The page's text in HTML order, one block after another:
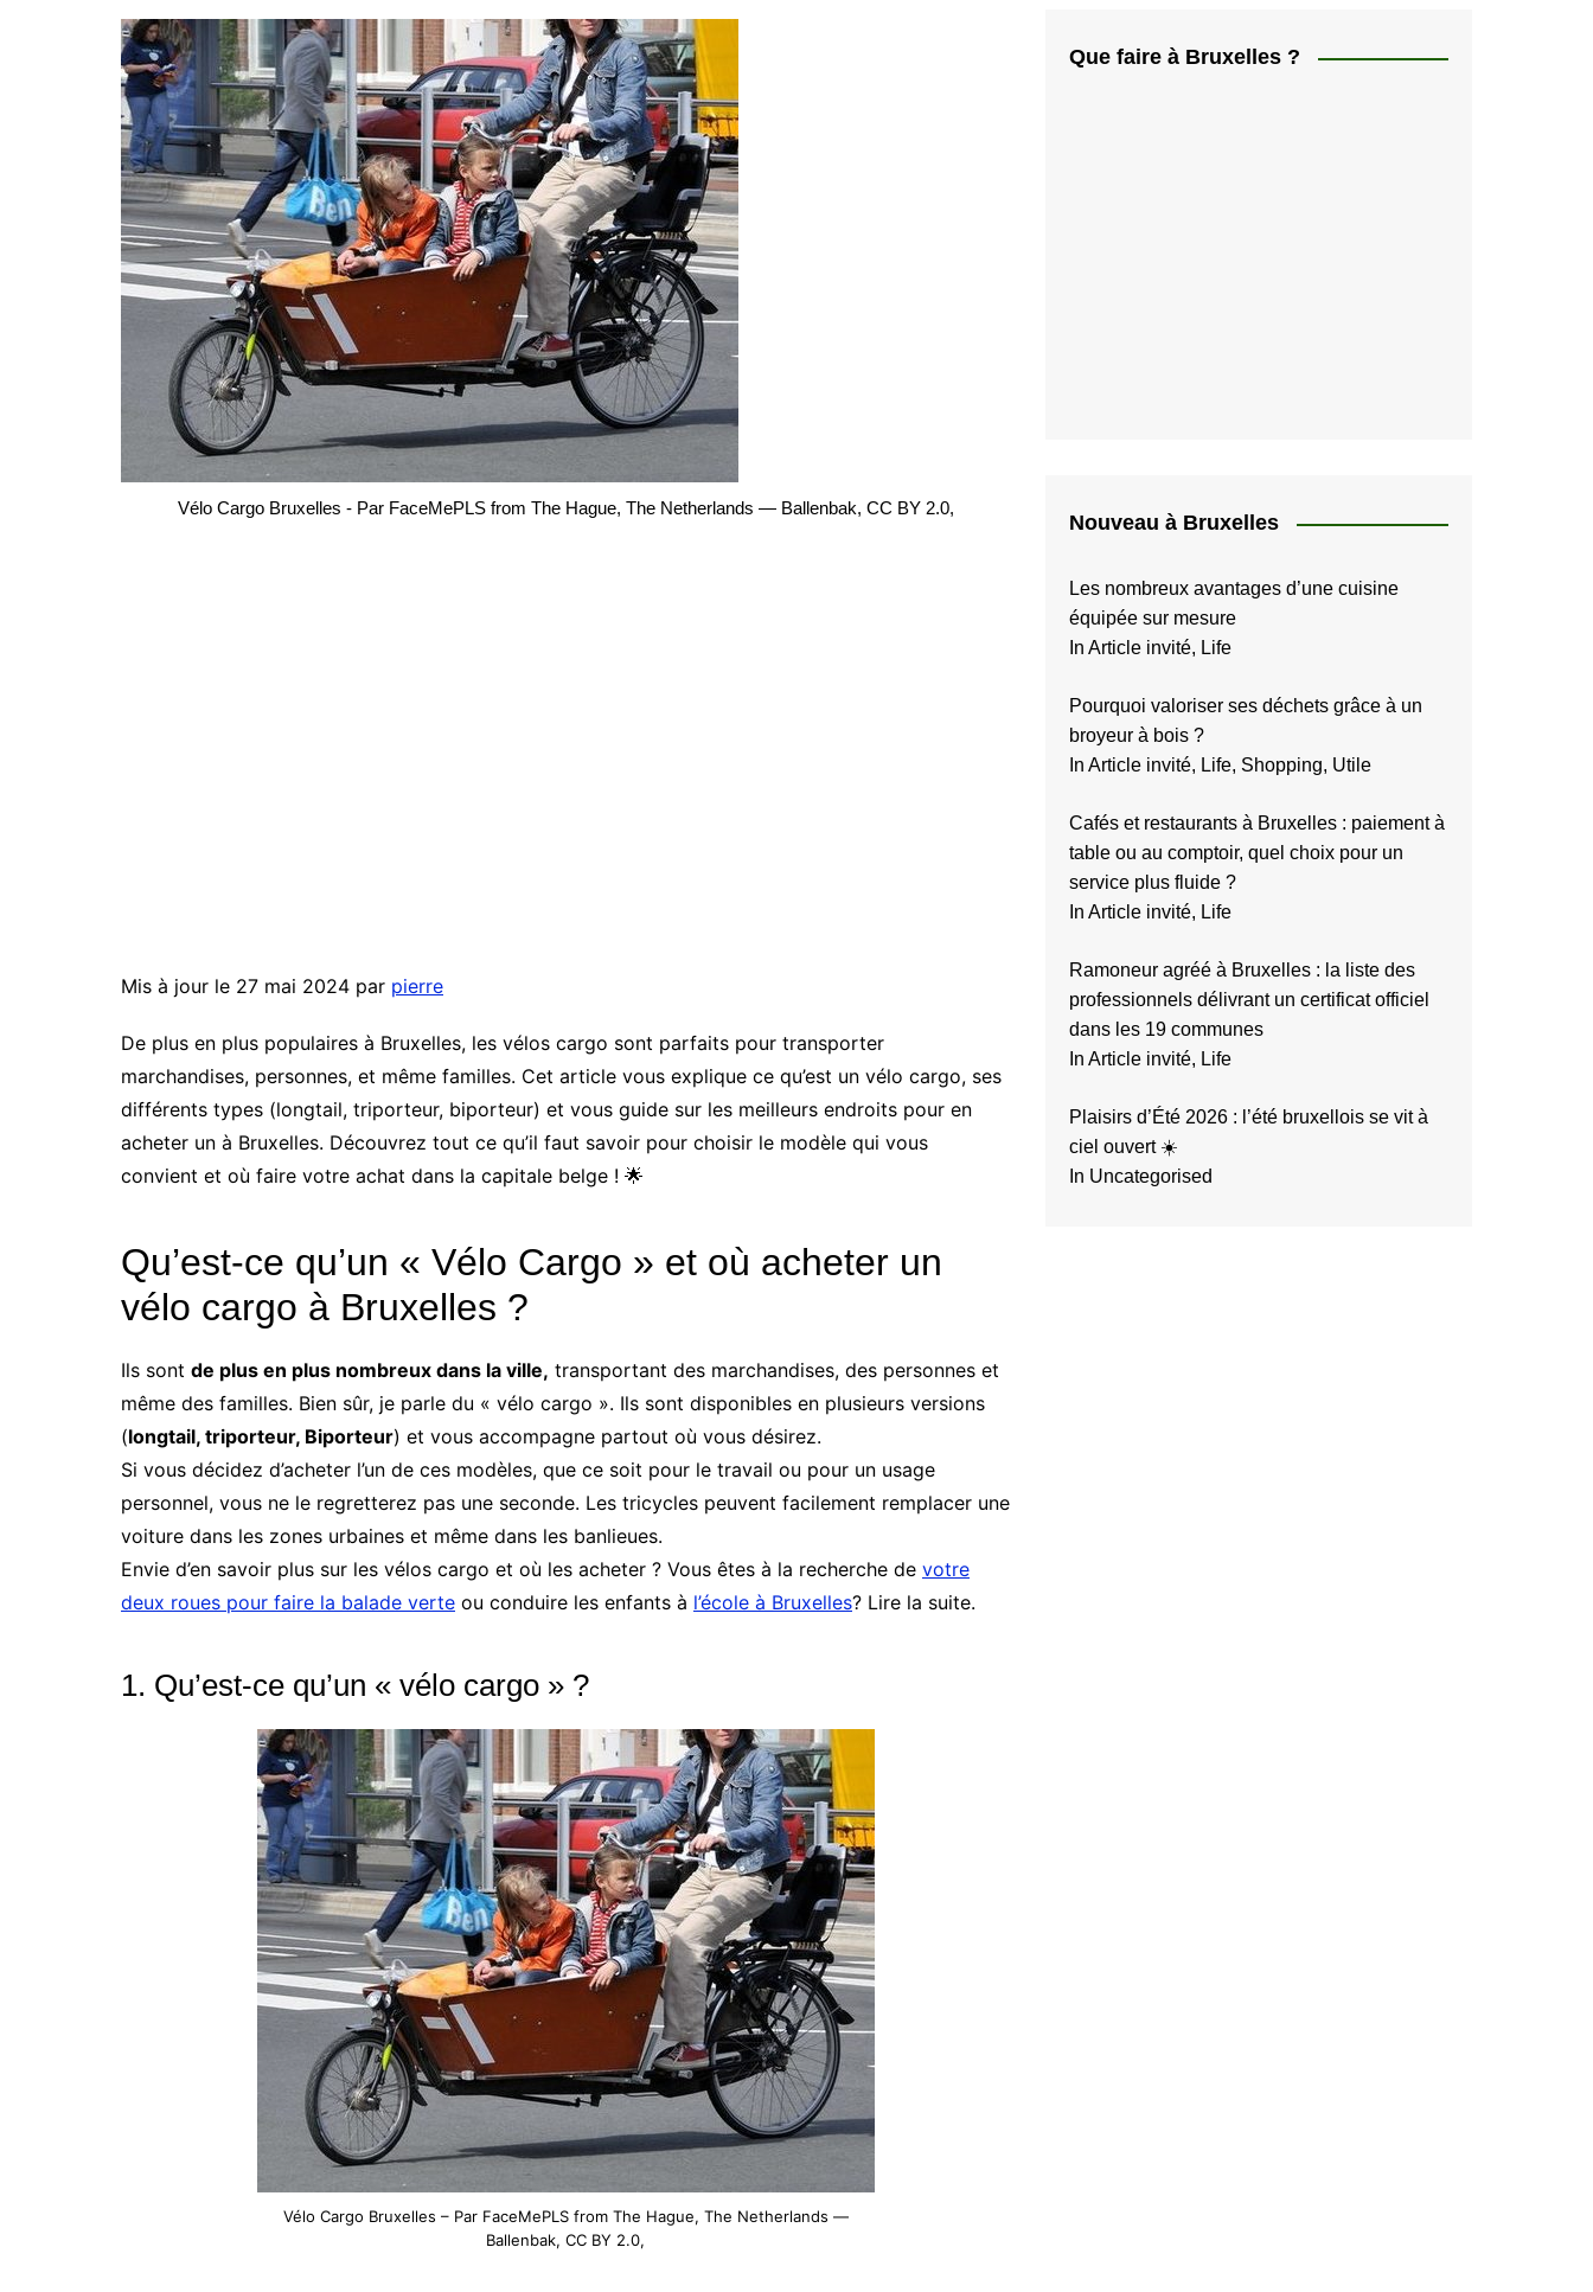
Bruxelles quand il pleut
Les meilleurs endroits de
Bruxelles
Brusselslife
Acheter en ligne à Bruxelles
Acheter local à Bruxelles
Bruxelles BIO!
💰 Activités gratuites à
Bruxelles
🏛️ Monuments et attractions
touristiques
Découvrez les
meilleurs monuments et attractions
touristiques à visiter et voir à
Bruxelles
🌳 Nature, Parcs et Jardin à
Bruxelles
🎨 Musées et
Galleries
Découvez les
meilleurs musées et galleries à
Visiter à Bruxelles
日本人
Vélo Cargo Bruxelles - Par FaceMePLS from The Hague, The Netherlands — Ballenbak, CC BY 2.0,
Mis à jour le 27 mai 2024 par pierre
De plus en plus populaires à Bruxelles, les vélos cargo sont parfaits pour transporter
marchandises, personnes, et même familles. Cet article vous explique ce qu’est un vélo cargo, ses
différents types (longtail, triporteur, biporteur) et vous guide sur les meilleurs endroits pour en
acheter un à Bruxelles. Découvrez tout ce qu’il faut savoir pour choisir le modèle qui vous
convient et où faire votre achat dans la capitale belge ! 🌟
Qu’est-ce qu’un « Vélo Cargo » et où acheter un
vélo cargo à Bruxelles ?
Ils sont de plus en plus nombreux dans la ville, transportant des marchandises, des personnes et
même des familles. Bien sûr, je parle du « vélo cargo ». Ils sont disponibles en plusieurs versions
(longtail, triporteur, Biporteur) et vous accompagne partout où vous désirez.
Si vous décidez d’acheter l’un de ces modèles, que ce soit pour le travail ou pour un usage
personnel, vous ne le regretterez pas une seconde. Les tricycles peuvent facilement remplacer une
voiture dans les zones urbaines et même dans les banlieues.
Envie d’en savoir plus sur les vélos cargo et où les acheter ? Vous êtes à la recherche de votre
deux roues pour faire la balade verte ou conduire les enfants à l’école à Bruxelles? Lire la suite.
1. Qu’est-ce qu’un « vélo cargo » ?
Vélo Cargo Bruxelles – Par FaceMePLS from The Hague, The Netherlands —
Ballenbak, CC BY 2.0,
Que faire à Bruxelles ?
Nouveau à Bruxelles
Les nombreux avantages d’une cuisine
équipée sur mesure
In Article invité, Life
Pourquoi valoriser ses déchets grâce à un
broyeur à bois ?
In Article invité, Life, Shopping, Utile
Cafés et restaurants à Bruxelles : paiement à
table ou au comptoir, quel choix pour un
service plus fluide ?
In Article invité, Life
Ramoneur agréé à Bruxelles : la liste des
professionnels délivrant un certificat officiel
dans les 19 communes
In Article invité, Life
Plaisirs d’Été 2026 : l’été bruxellois se vit à
ciel ouvert ☀️
In Uncategorised